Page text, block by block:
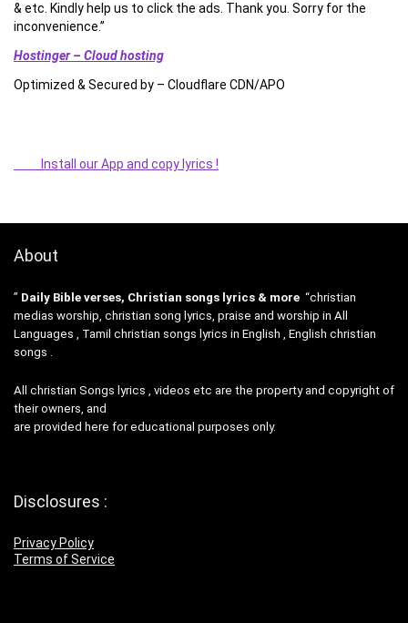
& etc. Kindly help us to click the ads. Thank you. Sorry for the
inconvenience.”
Hostinger – Cloud hosting
Optimized & Secured by – Cloudflare CDN/APO
Install our App and copy lyrics !
About
” Daily Bible verses, Christian songs lyrics & more “christian
medias worship, christian song lyrics, praise and worship in All
Languages , Tamil christian songs lyrics in English , English christian
songs .
All christian Songs lyrics , videos etc are the property and copyright of
their owners, and
are provided here for educational purposes only.
Disclosures :
Privacy Policy
Terms of Service